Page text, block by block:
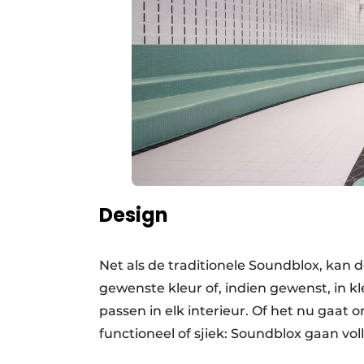
Design
Net als de traditionele Soundblox, kan
gewenste kleur of, indien gewenst, in
passen in elk interieur. Of het nu gaat
functioneel of sjiek: Soundblox gaan